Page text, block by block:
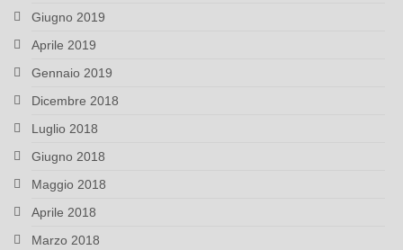
Giugno 2019
Aprile 2019
Gennaio 2019
Dicembre 2018
Luglio 2018
Giugno 2018
Maggio 2018
Aprile 2018
Marzo 2018